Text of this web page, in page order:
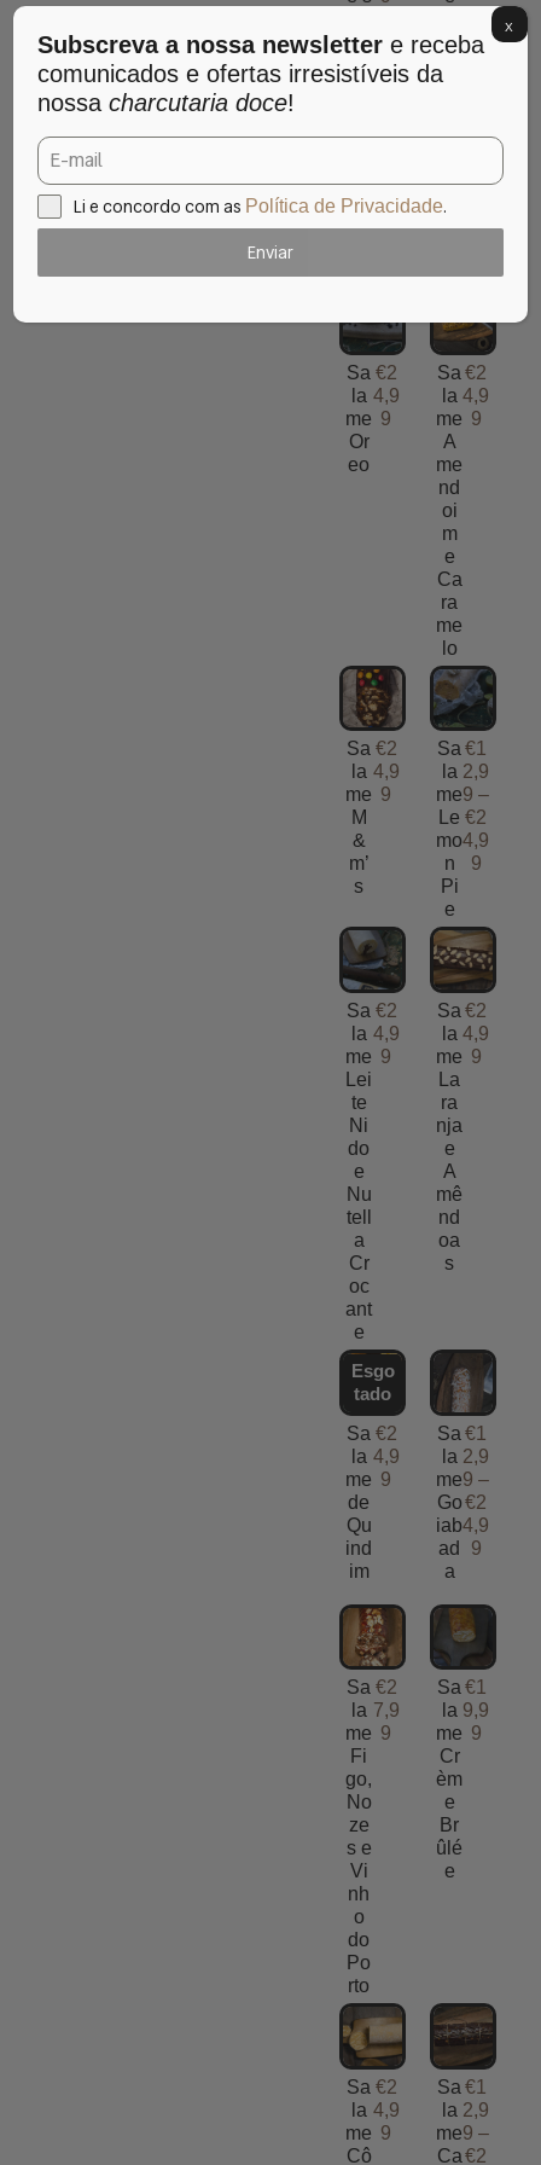
mê
nd
oa
(R
ael
lo-
Fe
Sa
la
me
Or
eo
€2
4,9
9
Sa
la
me
A
me
nd
oi
m
e
Ca
ra
me
lo
€2
4,9
9
Sa
la
me
M
&
m’
s
€2
4,9
9
Sa
la
me
Le
mo
n
Pi
e
€1
2,9
9 –
€2
4,9
9
Sa
la
me
Lei
te
Ni
do
e
Nu
tell
a
Cr
oc
ant
e
€2
4,9
9
Sa
la
me
La
ra
nja
e
A
mê
nd
oa
s
€2
4,9
9
Esgo
tado
Sa
la
me
de
Qu
ind
im
€2
4,9
9
Sa
la
me
Go
iab
ad
a
€1
2,9
9 –
€2
4,9
9
Sa
la
me
Fi
go,
No
ze
s e
Vi
nh
o
do
Po
rto
€2
7,9
9
Sa
la
me
Cr
èm
e
Br
ûlé
e
€1
9,9
9
Sa
la
me
Cô
€2
4,9
9
Sa
la
me
Ca
€1
2,9
9 –
€2
Subscreva a nossa newsletter e receba
comunicados e ofertas irresistíveis da
nossacharcutaria doce!
Li e concordo com as Política de Privacidade.
Enviar
X